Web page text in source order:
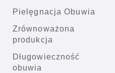
Pielęgnacja Obuwia
Zrównoważona
produkcja
Długowieczność
obuwia